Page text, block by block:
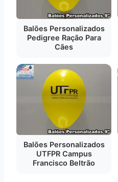
Balões Personalizados
Pedigree Ração Para
Cães
Balões Personalizados
UTFPR Campus
Francisco Beltrão